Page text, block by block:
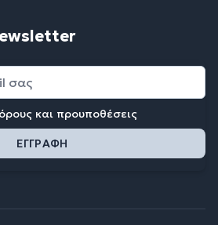
όρους και προυποθέσεις